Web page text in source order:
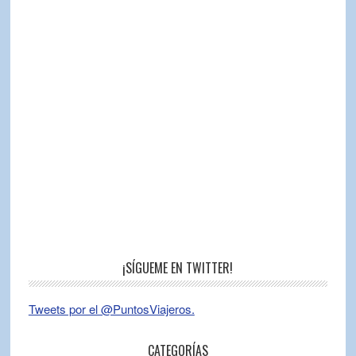
¡SÍGUEME EN TWITTER!
Tweets por el @PuntosViajeros.
CATEGORÍAS